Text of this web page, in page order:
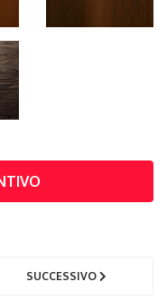
SUCCESSIVO